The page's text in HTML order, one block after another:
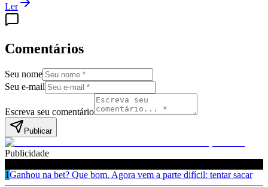
Ler
Comentários
Seu nome
Seu e-mail
Escreva seu comentário
Publicar
Publicidade
1Ganhou na bet? Que bom. Agora vem a parte difícil: tentar sacar